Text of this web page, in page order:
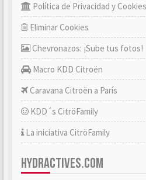
Política de Privacidad y Cookies
Eliminar Cookies
Chevronazos: ¡Sube tus fotos!
Macro KDD Citroën
Caravana Citroën a París
KDD´s CitröFamily
La iniciativa CitröFamily
HYDRACTIVES.COM